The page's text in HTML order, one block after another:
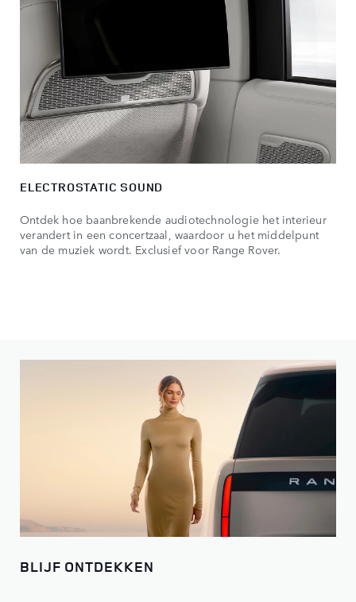
ELECTROSTATIC SOUND
Ontdek hoe baanbrekende audiotechnologie het interieur
verandert in een concertzaal, waardoor u het middelpunt
van de muziek wordt. Exclusief voor Range Rover.
BLIJF ONTDEKKEN